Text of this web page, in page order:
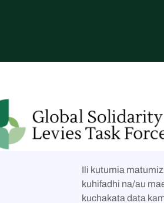
Ili kutumia
kuhifadhi na/au
kuchakata data
kwenye mitandao ya kijamii